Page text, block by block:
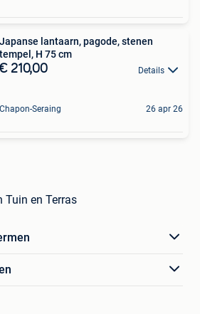
Japanse lantaarn, pagode, stenen
tempel, H 75 cm
€ 210,00 Details
Chapon-Seraing 26 apr 26
en Terras